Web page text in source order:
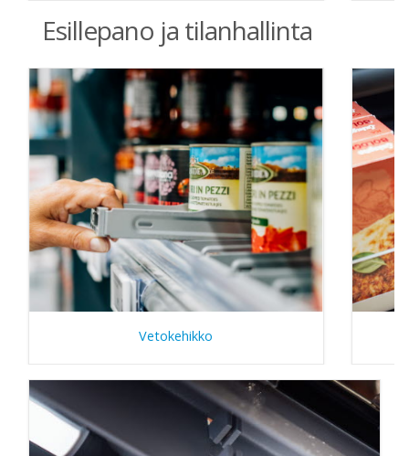
Esillepano ja tilanhallinta
Vetokehikko